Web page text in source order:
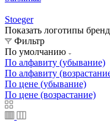
Stoeger
Показать логотипы
Фильтр
По умолчанию
По алфавиту (убывание)
По алфавиту
По цене (убывание)
По цене (возрастание)